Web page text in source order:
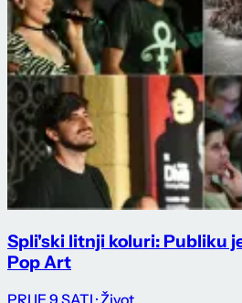
Spli'ski litnji koluri: Publiku
Pop Art
PRIJE 9 SATI · Život